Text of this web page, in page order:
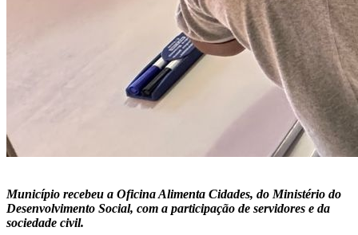
Município recebeu a Oficina Alimenta Cidades, do Ministério do
Desenvolvimento Social, com a participação de servidores e da
sociedade civil.